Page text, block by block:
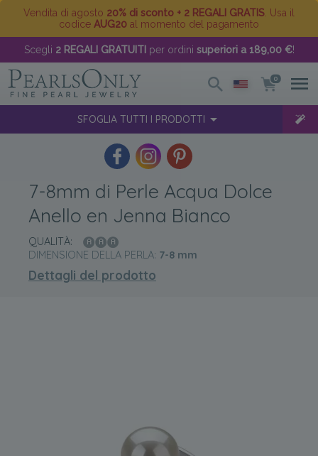
Vendita di agosto 20% di sconto + 2 REGALI GRATIS . Usa il
codice AUG20 al momento del pagamento
Scegli 2 REGALI GRATUITI per ordini superiori a 189,00 €!
0
SFOGLIA TUTTI I PRODOTTI
7-8mm di Perle Acqua Dolce
Anello en Jenna Bianco
QUALITÀ:
DIMENSIONE DELLA PERLA: 7-8 mm
Dettagli del prodotto